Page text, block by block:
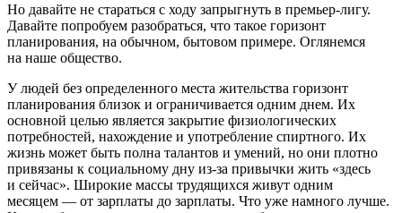
Но давайте не стараться с ходу запрыгнуть в премьер-лигу.
Давайте попробуем разобраться, что такое горизонт
планирования, на обычном, бытовом примере. Оглянемся
на наше общество.
У людей без определенного места жительства горизонт
планирования близок и ограничивается одним днем. Их
основной целью является закрытие физиологических
потребностей, нахождение и употребление спиртного. Их
жизнь может быть полна талантов и умений, но они плотно
привязаны к социальному дну из-за привычки жить «здесь
и сейчас». Широкие массы трудящихся живут одним
месяцем — от зарплаты до зарплаты. Что уже намного лучше.